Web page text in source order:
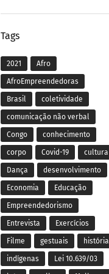
Tags
2021 Afro
AfroEmpreendedoras
Brasil coletividade
comunicação não verbal
Congo conhecimento
corpo Covid-19 cultura
Dança desenvolvimento
Economia Educação
Empreendedorismo
Entrevista Exercícios
Filme gestuais história
indígenas Lei 10.639/03